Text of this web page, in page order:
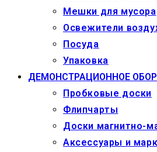
Мешки для мусора
Освежители
Посуда
Упаковка
ДЕМОНСТРАЦИОННОЕ
Пробковые доски
Флипчарты
Доски магнитно-
Аксессуары и